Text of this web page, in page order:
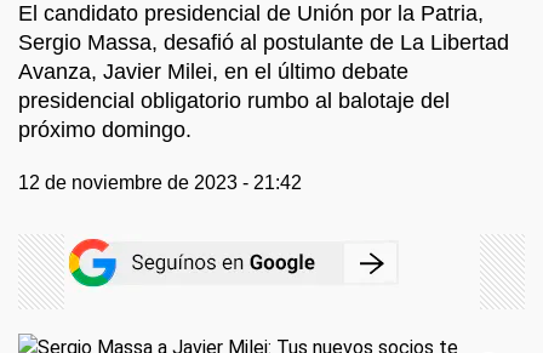
El candidato presidencial de Unión por la Patria,
Sergio Massa, desafió al postulante de La Libertad
Avanza, Javier Milei, en el último debate
presidencial obligatorio rumbo al balotaje del
próximo domingo.
12 de noviembre de 2023 - 21:42